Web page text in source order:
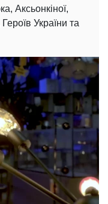
Аксьонкіної,
України та